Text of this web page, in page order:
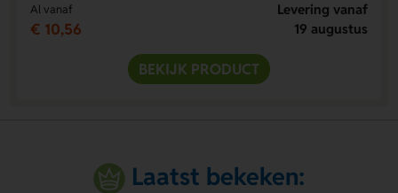
Al vanaf
€ 10,56
Levering vanaf
19 augustus
BEKIJK PRODUCT
Laatst bekeken: